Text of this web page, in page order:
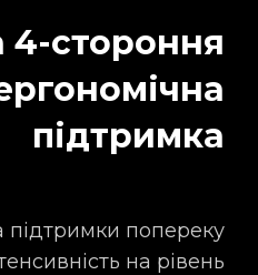
4-стороння
підтримка
підтримки попереку
на рівень